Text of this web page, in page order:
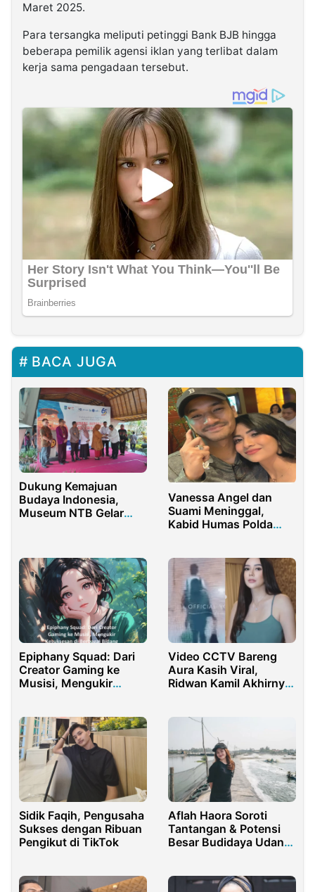
Maret 2025.
Para tersangka meliputi petinggi Bank BJB hingga
beberapa pemilik agensi iklan yang terlibat dalam
kerja sama pengadaan tersebut.
BACA JUGA
Dukung Kemajuan
Budaya Indonesia,
Museum NTB Gelar
Vanessa Angel dan
Suami Meninggal,
Kabid Humas Polda
Epiphany Squad: Dari
Creator Gaming ke
Musisi, Mengukir
Video CCTV Bareng
Aura Kasih Viral,
Ridwan Kamil Akhirnya
Sidik Faqih, Pengusaha
Sukses dengan Ribuan
Pengikut di TikTok
Aflah Haora Soroti
Tantangan & Potensi
Besar Budidaya Udang